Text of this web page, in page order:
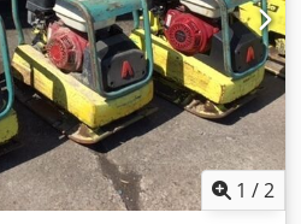
1 /2